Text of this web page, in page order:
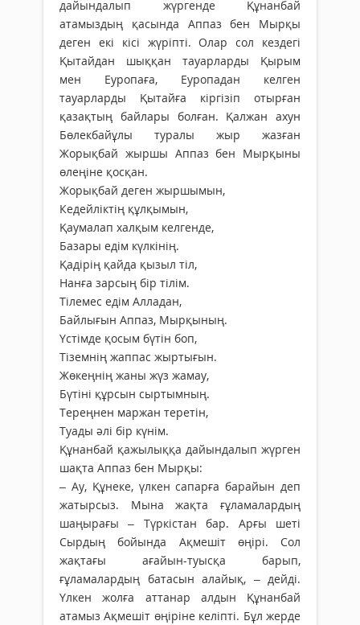
дайындалып жүргенде Құнанбай
атамыздың қасында Аппаз бен Мырқы
деген екі кісі жүріпті. Олар сол кездегі
Қытайдан шыққан тауарларды Қырым
мен Еуропаға, Еуропадан келген
тауарларды Қытайға кіргізіп отырған
қазақтың байлары болған. Қалжан ахун
Бөлекбайұлы туралы жыр жазған
Жорықбай жыршы Аппаз бен Мырқыны
өлеңіне қосқан.
Жорықбай деген жыршымын,
Кедейліктің құлқымын,
Қаумалап халқым келгенде,
Базары едім күлкінің.
Қадірің қайда қызыл тіл,
Нанға зарсың бір тілім.
Тілемес едім Алладан,
Байлығын Аппаз, Мырқының.
Үстімде қосым бүтін боп,
Тіземнің жаппас жыртығын.
Жөкеңнің жаны жүз жамау,
Бүтіні құрсын сыртымның.
Тереңнен маржан теретін,
Туады әлі бір күнім.
Құнанбай қажылыққа дайындалып жүрген
шақта Аппаз бен Мырқы:
– Ау, Құнеке, үлкен сапарға барайын деп
жатырсыз. Мына жақта ғұламалардың
шаңырағы – Түркістан бар. Арғы шеті
Сырдың бойында Ақмешіт өңірі. Сол
жақтағы ағайын-туысқа барып,
ғұламалардың батасын алайық, – дейді.
Үлкен жолға аттанар алдын Құнанбай
атамыз Ақмешіт өңіріне келіпті. Бұл жерде